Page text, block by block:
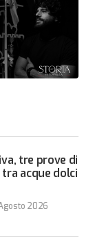
tre prove di
acque dolci
2026